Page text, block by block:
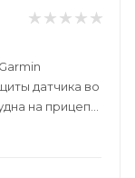
датчика во
на прицепе
Изделие